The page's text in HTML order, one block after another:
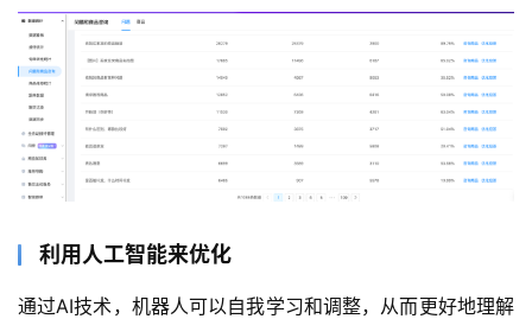
利用人工智能来优化
通过AI技术，机器人可以自我学习和调整，从而更好地理解